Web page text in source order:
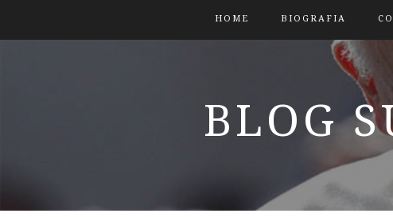
HOME BIOGRAFIA
BLOG